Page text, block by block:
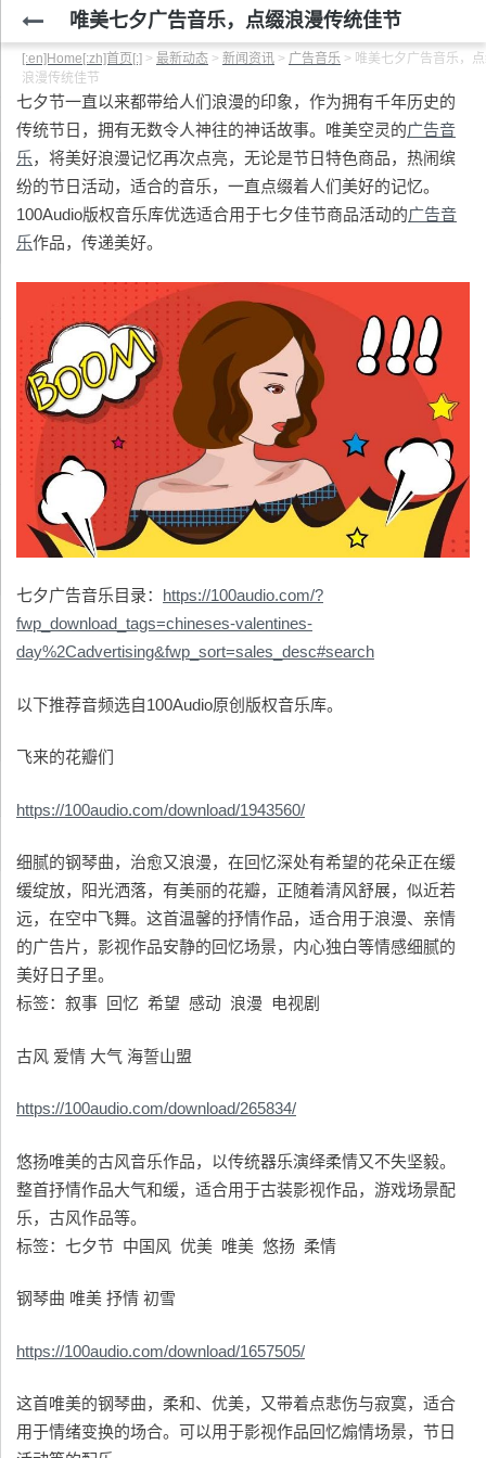
唯美七夕广告音乐，点缀浪漫传统佳节
[:en]Home[:zh]首页[:] > 最新动态 > 新闻资讯 > 广告音乐 > 唯美七夕广告音乐，
浪漫传统佳节
七夕节一直以来都带给人们浪漫的印象，作为拥有千年历史的
传统节日，拥有无数令人神往的神话故事。唯美空灵的广告音
乐，将美好浪漫记忆再次点亮，无论是节日特色商品，热闹缤
纷的节日活动，适合的音乐，一直点缀着人们美好的记忆。
100Audio版权音乐库优选适合用于七夕佳节商品活动的广告音
乐作品，传递美好。
七夕广告音乐目录： https://100audio.com/?
fwp_download_tags=chineses-valentines-
day%2Cadvertising&fwp_sort=sales_desc#search
以下推荐音频选自100Audio原创版权音乐库。
飞来的花瓣们
https://100audio.com/download/1943560/
细腻的钢琴曲，治愈又浪漫，在回忆深处有希望的花朵正在缓
缓绽放，阳光洒落，有美丽的花瓣，正随着清风舒展，似近若
远，在空中飞舞。这首温馨的抒情作品，适合用于浪漫、亲情
的广告片，影视作品安静的回忆场景，内心独白等情感细腻的
美好日子里。
标签：叙事 回忆 希望 感动 浪漫 电视剧
古风 爱情 大气 海誓山盟
https://100audio.com/download/265834/
悠扬唯美的古风音乐作品，以传统器乐演绎柔情又不失坚毅。
整首抒情作品大气和缓，适合用于古装影视作品，游戏场景配
乐，古风作品等。
标签：七夕节 中国风 优美 唯美 悠扬 柔情
钢琴曲 唯美 抒情 初雪
https://100audio.com/download/1657505/
这首唯美的钢琴曲，柔和、优美，又带着点悲伤与寂寞，适合
用于情绪变换的场合。可以用于影视作品回忆煽情场景，节日